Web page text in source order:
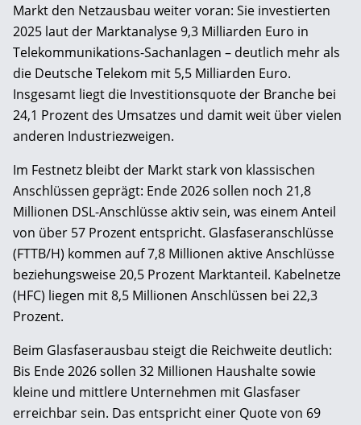
Markt den Netzausbau weiter voran: Sie investierten
2025 laut der Marktanalyse 9,3 Milliarden Euro in
Telekommunikations-Sachanlagen – deutlich mehr als
die Deutsche Telekom mit 5,5 Milliarden Euro.
Insgesamt liegt die Investitionsquote der Branche bei
24,1 Prozent des Umsatzes und damit weit über vielen
anderen Industriezweigen.
Im Festnetz bleibt der Markt stark von klassischen
Anschlüssen geprägt: Ende 2026 sollen noch 21,8
Millionen DSL-Anschlüsse aktiv sein, was einem Anteil
von über 57 Prozent entspricht. Glasfaseranschlüsse
(FTTB/H) kommen auf 7,8 Millionen aktive Anschlüsse
beziehungsweise 20,5 Prozent Marktanteil. Kabelnetze
(HFC) liegen mit 8,5 Millionen Anschlüssen bei 22,3
Prozent.
Beim Glasfaserausbau steigt die Reichweite deutlich:
Bis Ende 2026 sollen 32 Millionen Haushalte sowie
kleine und mittlere Unternehmen mit Glasfaser
erreichbar sein. Das entspricht einer Quote von 69